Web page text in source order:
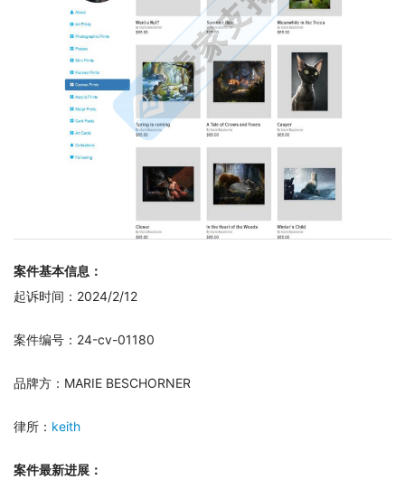
案件基本信息：
起诉时间：2024/2/12
案件编号：24-cv-01180
品牌方：MARIE BESCHORNER
律所： keith
案件最新进展：